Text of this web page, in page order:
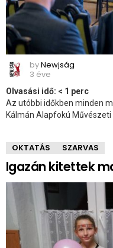
byNewjság
3 éve
Olvasási idő: < 1 perc
Az utóbbi időkben minden
Kálmán Alapfokú Művészeti
OKTATÁS SZARVAS
Igazán kitettek